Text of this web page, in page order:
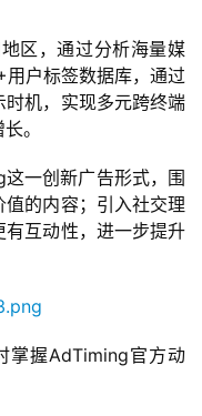
区，通过分析海量媒
户标签数据库，通过
机，实现多元跨终端
。
一创新广告形式，围
的内容；引入社交理
互动性，进一步提升
掌握AdTiming官方动